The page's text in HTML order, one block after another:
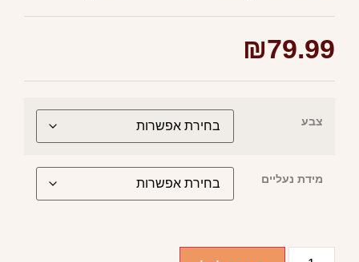
₪79.99
צבע
מידת נעליים